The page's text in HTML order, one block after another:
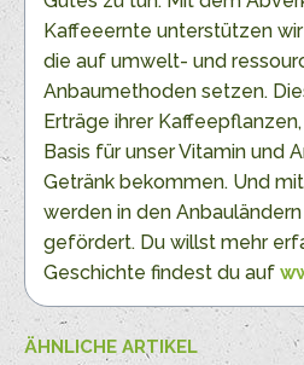
Kaffeeernte unterstützen
die auf umwelt- und
Anbaumethoden setzen.
Erträge ihrer
Basis für unser Vitamin und
Getränk bekommen. Und
werden in den
gefördert. Du willst mehr
Geschichte findest du auf
ÄHNLICHE ARTIKEL